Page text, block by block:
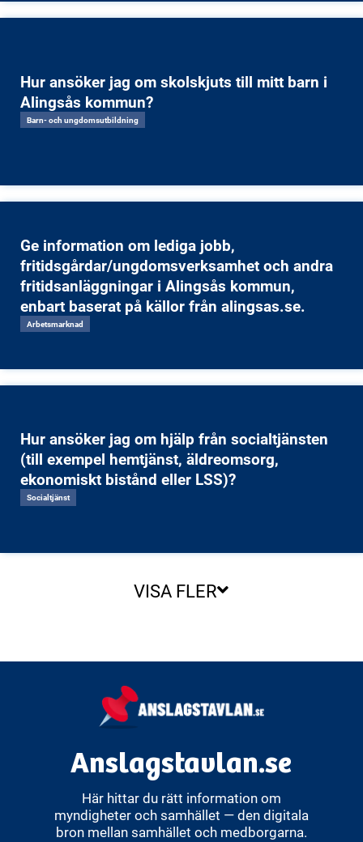
Hur ansöker jag om skolskjuts till mitt barn i
Alingsås kommun?
Barn- och ungdomsutbildning
Ge information om lediga jobb,
fritidsgårdar/ungdomsverksamhet och andra
fritidsanläggningar i Alingsås kommun,
enbart baserat på källor från alingsas.se.
Arbetsmarknad
Hur ansöker jag om hjälp från socialtjänsten
(till exempel hemtjänst, äldreomsorg,
ekonomiskt bistånd eller LSS)?
Socialtjänst
VISA FLER
Anslagstavlan.se
Här hittar du rätt information om
myndigheter och samhället — den digitala
bron mellan samhället och medborgarna.